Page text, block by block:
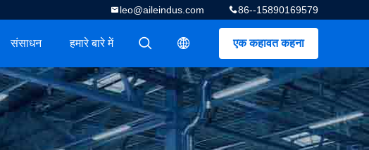
86--15890169579
leo@aileindus.com
एक कहावत कहना
描述
描述
संसाधन हमारे बारे में